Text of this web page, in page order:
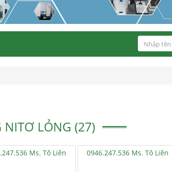
LỎNG (27)
Ms. Tô Liên 0946.247.536 Ms. Tô Liên